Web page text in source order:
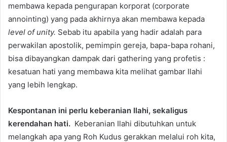
membawa kepada pengurapan korporat (corporate
annointing) yang pada akhirnya akan membawa kepada
level of unity. Sebab itu apabila yang hadir adalah para
perwakilan apostolik, pemimpin gereja, bapa-bapa rohani,
bisa dibayangkan dampak dari gathering yang profetis :
kesatuan hati yang membawa kita melihat gambar Ilahi
yang lebih lengkap.
Kespontanan ini perlu keberanian Ilahi, sekaligus
kerendahan hati. Keberanian Ilahi dibutuhkan untuk
melangkah apa yang Roh Kudus gerakkan melalui roh kita,